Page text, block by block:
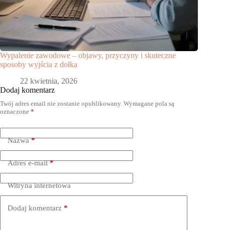
Wypalenie zawodowe – objawy, przyczyny i skuteczne
sposoby wyjścia z dołka
22 kwietnia, 2026
Dodaj komentarz
Twój adres email nie zostanie opublikowany. Wymagane pola są
oznaczone *
Nazwa*
Adres e-mail*
Witryna internetowa
Dodaj komentarz *